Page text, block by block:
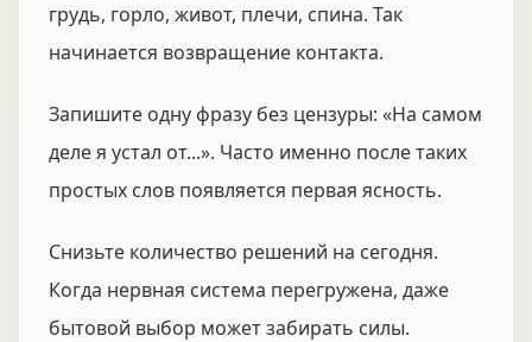
грудь, горло, живот, плечи, спина. Так
начинается возвращение контакта.
Запишите одну фразу без цензуры: «На самом
деле я устал от...». Часто именно после таких
простых слов появляется первая ясность.
Снизьте количество решений на сегодня.
Когда нервная система перегружена, даже
бытовой выбор может забирать силы.